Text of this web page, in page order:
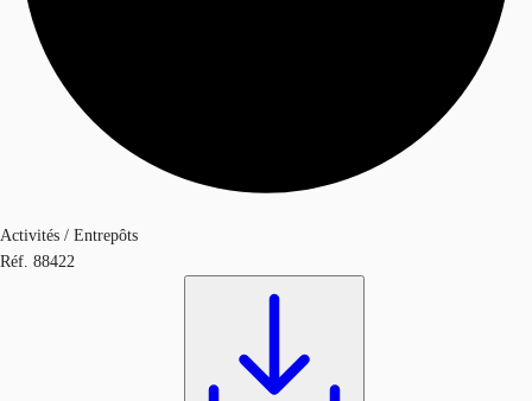
Activités / Entrepôts
Réf. 88422